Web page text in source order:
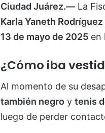
Ciudad Juárez.— La
Karla Yaneth
13 de mayo de 2025 en
¿Cómo iba
Al momento de su
también negro y tenis
luego de perder